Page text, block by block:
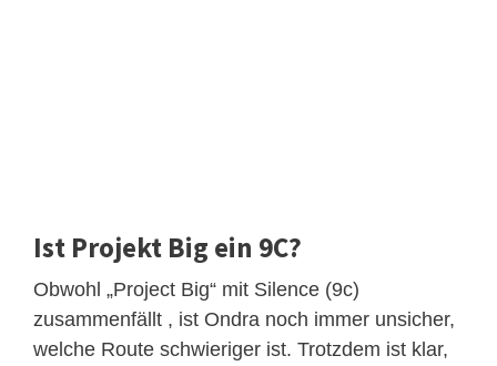
Ist Projekt Big ein 9C?
Obwohl „Project Big“ mit Silence (9c)
zusammenfällt , ist Ondra noch immer unsicher,
welche Route schwieriger ist. Trotzdem ist klar,